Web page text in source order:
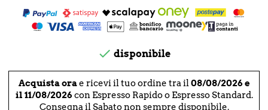
 disponibile
Acquista orae ricevi il tuo ordine tra il08/08/2026 e
il 11/08/2026con Espresso Rapido o Espresso Standard.
Consegna il Sabato non sempre disponibile.